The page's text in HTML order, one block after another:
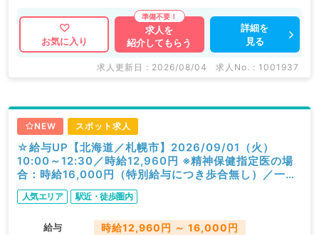
お気に入り
求人を
紹介してもらう
詳細を
見る
求人更新日 : 2026/08/04 求人No. : 1001937
NEW スポット求人
☆給与UP【北海道／札幌市】2026/09/01（火）
10:00～12:30／時給12,960円 ※精神保健指定医の場
合：時給16,000円（特別給与につき歩合無し）／一般
外来／精神科
人気エリア 駅近・徒歩圏内
給与 時給12,960円 ～ 16,000円